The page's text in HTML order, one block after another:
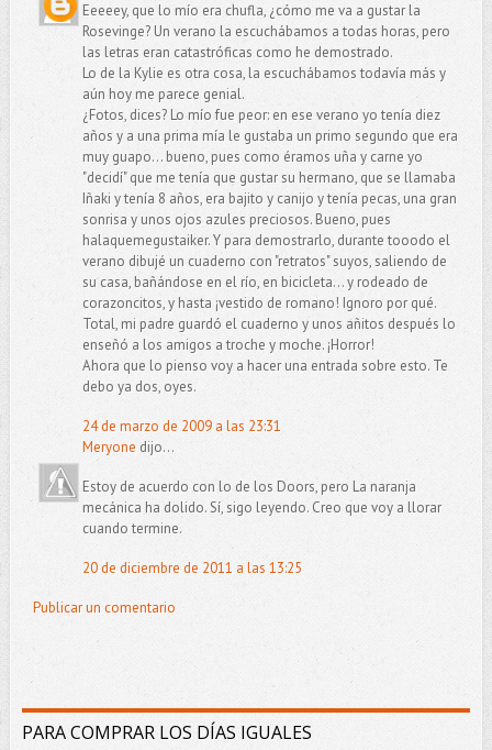
Eeeeey, que lo mío era chufla, ¿cómo me va a gustar la
Rosevinge? Un verano la escuchábamos a todas horas, pero
las letras eran catastróficas como he demostrado.
Lo de la Kylie es otra cosa, la escuchábamos todavía más y
aún hoy me parece genial.
¿Fotos, dices? Lo mío fue peor: en ese verano yo tenía diez
años y a una prima mía le gustaba un primo segundo que era
muy guapo... bueno, pues como éramos uña y carne yo
"decidí" que me tenía que gustar su hermano, que se llamaba
Iñaki y tenía 8 años, era bajito y canijo y tenía pecas, una gran
sonrisa y unos ojos azules preciosos. Bueno, pues
halaquemegustaiker. Y para demostrarlo, durante tooodo el
verano dibujé un cuaderno con "retratos" suyos, saliendo de
su casa, bañándose en el río, en bicicleta... y rodeado de
corazoncitos, y hasta ¡vestido de romano! Ignoro por qué.
Total, mi padre guardó el cuaderno y unos añitos después lo
enseñó a los amigos a troche y moche. ¡Horror!
Ahora que lo pienso voy a hacer una entrada sobre esto. Te
debo ya dos, oyes.
24 de marzo de 2009 a las 23:31
Meryone dijo...
Estoy de acuerdo con lo de los Doors, pero La naranja
mecánica ha dolido. Sí, sigo leyendo. Creo que voy a llorar
cuando termine.
20 de diciembre de 2011 a las 13:25
Publicar un comentario
PARA COMPRAR LOS DÍAS IGUALES